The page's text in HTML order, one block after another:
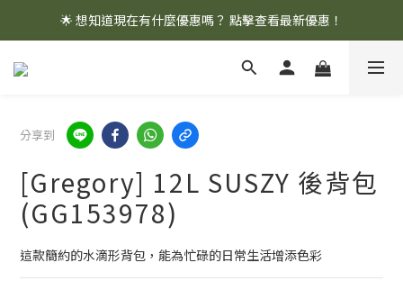
🌟 想知道現在有什麼優惠嗎？ 點擊查看最新優惠！
🌟 想知道現在有什麼優惠嗎？ 點擊查看最新優惠！
全館消費滿 $1,000 即享免運優惠
分享到
[Gregory] 12L SUSZY 後背包
(GG153978)
這款簡約的水滴形背包，能為忙碌的日常生活增添色彩